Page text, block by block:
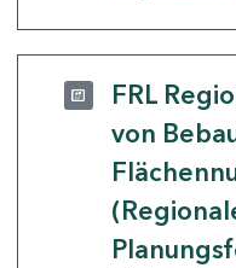
FRL
von